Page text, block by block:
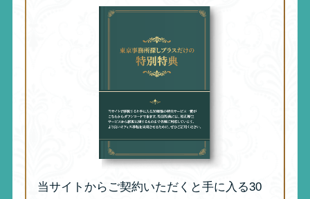
当サイトからご契約いただくと手に入る30